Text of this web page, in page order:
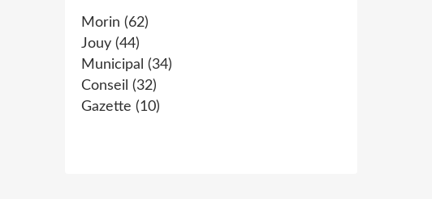
Morin (62)
Jouy (44)
Municipal (34)
Conseil (32)
Gazette (10)